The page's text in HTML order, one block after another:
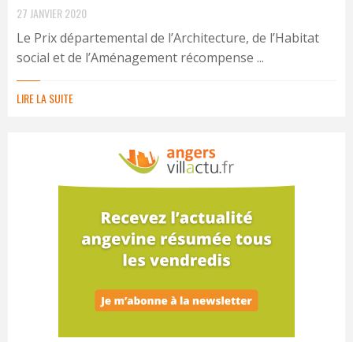
27 JANVIER 2020
Le Prix départemental de l’Architecture, de l’Habitat
social et de l’Aménagement récompense ...
LIRE LA SUITE